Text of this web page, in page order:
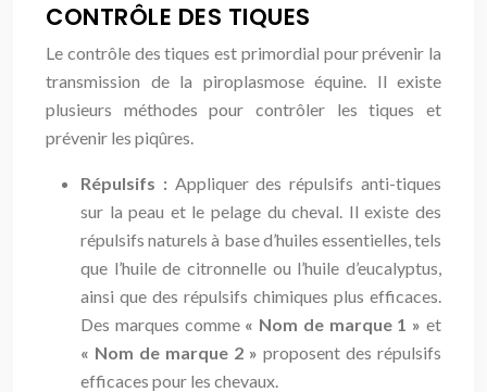
CONTRÔLE DES TIQUES
Le contrôle des tiques est primordial pour prévenir la
transmission de la piroplasmose équine. Il existe
plusieurs méthodes pour contrôler les tiques et
prévenir les piqûres.
Répulsifs : Appliquer des répulsifs anti-tiques
sur la peau et le pelage du cheval. Il existe des
répulsifs naturels à base d’huiles essentielles, tels
que l’huile de citronnelle ou l’huile d’eucalyptus,
ainsi que des répulsifs chimiques plus efficaces.
Des marques comme « Nom de marque 1 »et
« Nom de marque 2 » proposent des répulsifs
efficaces pour les chevaux.